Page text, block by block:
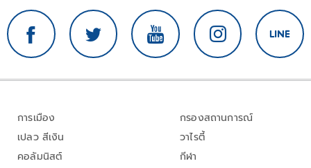
การเมือง
เปลว สีเงิน
คอลัมนิสต์
กรองสถานการณ์
วาไรตี้
กีฬา